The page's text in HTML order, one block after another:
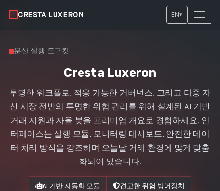
CRESTA LUXERON EN▾
분산 실행 도구킷
Cresta Luxeron
투명한 워크플로, 적응 가능한 거버넌스, 그리고 다중 자
산 시장 전반의 투명한 위험 관리를 위해 설계된 AI 기반
거래 지원과 자율 봇을 프리미엄 개요로 경험하세요. 인
터페이스는 실행 모듈, 모니터링 대시보드, 안전한 데이
터 처리 방식을 강조하며 오늘날 거래 환경에 맞게 맞춤
화되어 있습니다.
AI 기반 자동화 모듈 견고한 위험 방어장치